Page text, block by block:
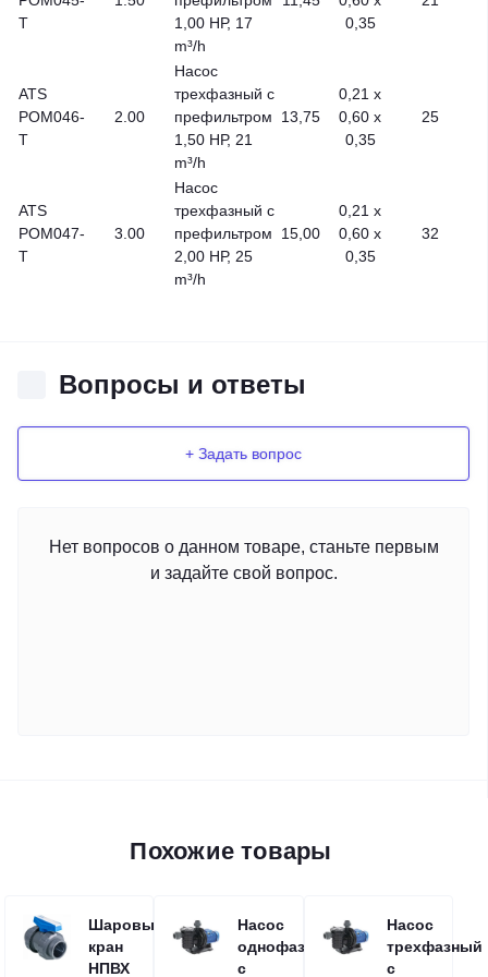
T
1,00 НР, 17
m³/h
0,35
ATS
POM046-
T
2.00
Насос
трехфазный с
префильтром
1,50 НР, 21
m³/h
13,75
0,21 x
0,60 x
0,35
25
ATS
POM047-
T
3.00
Насос
трехфазный с
префильтром
2,00 НР, 25
m³/h
15,00
0,21 x
0,60 x
0,35
32
Вопросы и ответы
+ Задать вопрос
Нет вопросов о данном товаре, станьте первым
и задайте свой вопрос.
Похожие товары
Шаровый
кран
НПВХ
Насос
однофазный
с
Насос
трехфазный
с